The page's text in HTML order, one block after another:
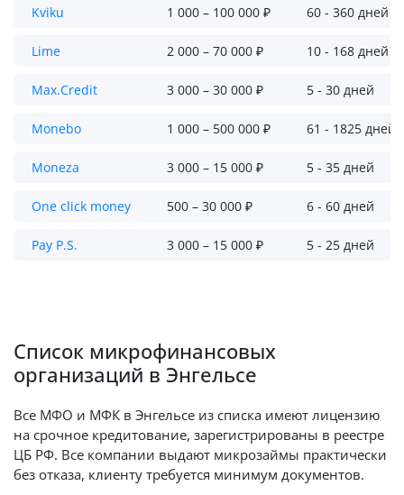
Kviku 1 000 – 100 000 ₽ 60 - 360 дней
Lime 2 000 – 70 000 ₽ 10 - 168 дней
Max.Credit 3 000 – 30 000 ₽ 5 - 30 дней
Monebo 1 000 – 500 000 ₽ 61 - 1825 дней
Moneza 3 000 – 15 000 ₽ 5 - 35 дней
One click money 500 – 30 000 ₽ 6 - 60 дней
Pay P.S. 3 000 – 15 000 ₽ 5 - 25 дней
Список микрофинансовых
организаций в Энгельсе
Все МФО и МФК в Энгельсе из списка имеют лицензию
на срочное кредитование, зарегистрированы в реестре
ЦБ РФ. Все компании выдают микрозаймы практически
без отказа, клиенту требуется минимум документов.